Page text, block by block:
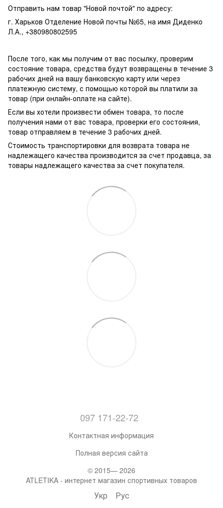
Отправить нам товар "Новой почтой" по адресу:
г. Харьков Отделение Новой почты №65, на имя Диденко
Л.А., +380980802595
После того, как мы получим от вас посылку, проверим
состояние товара, средства будут возвращены в течение 3
рабочих дней на вашу банковскую карту или через
платежную систему, с помощью которой вы платили за
товар (при онлайн-оплате на сайте).
Если вы хотели произвести обмен товара, то после
получения нами от вас товара, проверки его состояния,
товар отправляем в течение 3 рабочих дней.
Стоимость транспортировки для возврата товара не
надлежащего качества производится за счет продавца, за
товары надлежащего качества за счет покупателя.
097 171-22-72
Контактная информация
Полная версия сайта
© 2015— 2026
ATLETIKA - интернет магазин спортивных товаров
Укр Рус